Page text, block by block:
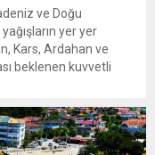
ve Doğu
yer yer
Kars, Ardahan ve
beklenen kuvvetli